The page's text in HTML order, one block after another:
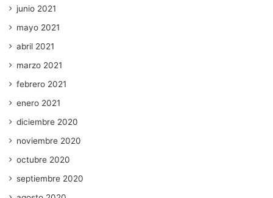
junio 2021
mayo 2021
abril 2021
marzo 2021
febrero 2021
enero 2021
diciembre 2020
noviembre 2020
octubre 2020
septiembre 2020